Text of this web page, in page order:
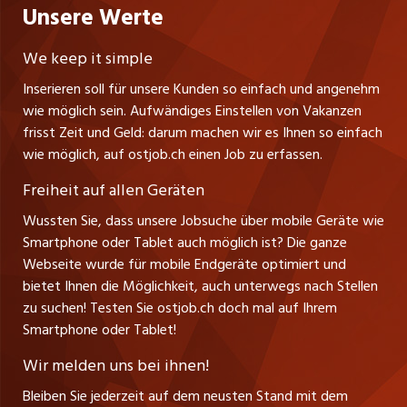
erstellen
Lehrstellen
Führungspositionen
Management / Kader-Jobs
Berufsgruppen
Top-Regionen
Jobline
Stellenmeldepflicht
Schnittstelle
Impressum
myjob.ch
zentraljob.ch
jobbasel.ch
jobbern.ch
jobmittelland.ch
jobzüri.ch
schaffu.ch (VS)
ajourjob.ch
CH Media
Fürstenlandstrasse 122
CH-9001 St. Gallen
Tel. +41 71 272 73 80
info@ostjob.ch/inserate@ostjob.ch
Henrik Jasek
Leiter ostjob.ch
Fredy Pillinger
Verkauf und Beratung
Christoph Walzl
Verkauf und Beratung
Unsere Werte
We keep it simple
Inserieren soll für unsere Kunden so einfach und angenehm
wie möglich sein. Aufwändiges Einstellen von Vakanzen
frisst Zeit und Geld: darum machen wir es Ihnen so einfach
wie möglich, auf ostjob.ch einen Job zu erfassen.
Freiheit auf allen Geräten
Wussten Sie, dass unsere Jobsuche über mobile Geräte wie
Smartphone oder Tablet auch möglich ist? Die ganze
Webseite wurde für mobile Endgeräte optimiert und
bietet Ihnen die Möglichkeit, auch unterwegs nach Stellen
zu suchen! Testen Sie ostjob.ch doch mal auf Ihrem
Smartphone oder Tablet!
Wir melden uns bei ihnen!
Bleiben Sie jederzeit auf dem neusten Stand mit dem